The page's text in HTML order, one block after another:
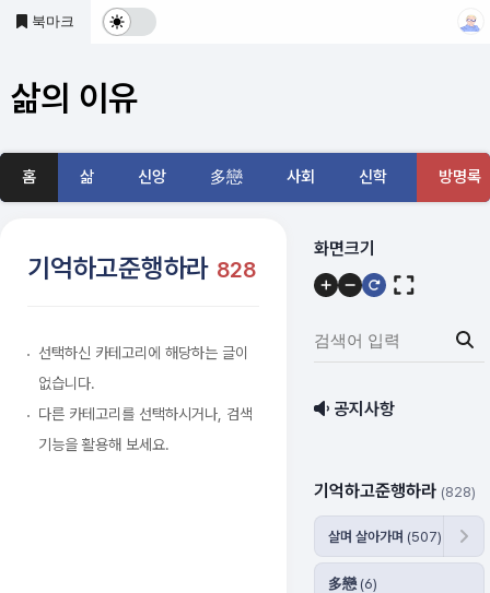
본문 바로가기
북마크 다
기
드
환
삶의 이유
홈 삶 신앙 多戀 사회 신학 방명록
기억하고준행하라 828
선택하신 카테고리에 해당하는 글이
없습니다.
다른 카테고리를 선택하시거나, 검색
기능을 활용해 보세요.
메
뉴
내
화면크기
검
색
입 공지사항
기억하고준행하라 (828)
살며 살아가며 (507)
多戀 (6)